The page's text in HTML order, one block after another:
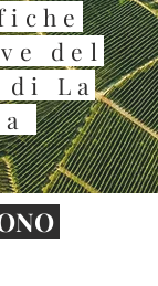
del
di La